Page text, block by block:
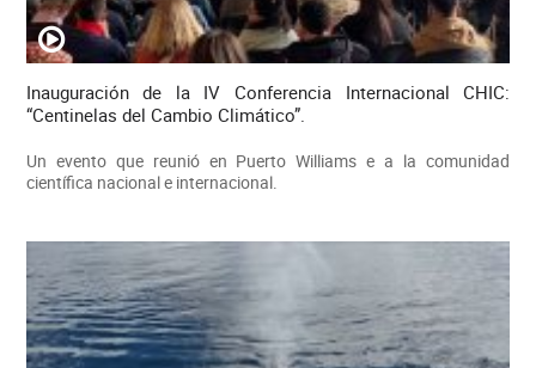
Inauguración de la IV Conferencia Internacional CHIC:
“Centinelas del Cambio Climático”.
Un evento que reunió en Puerto Williams e a la comunidad
científica nacional e internacional.